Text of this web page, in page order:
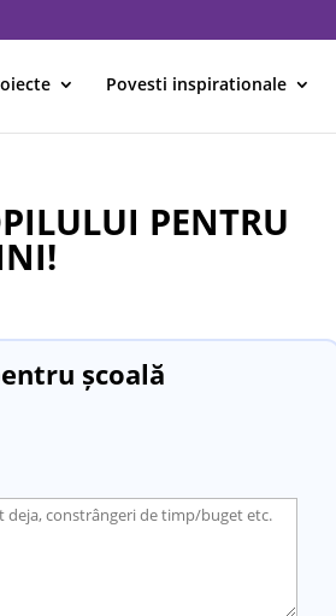
Povesti inspirationale
PENTRU
școală